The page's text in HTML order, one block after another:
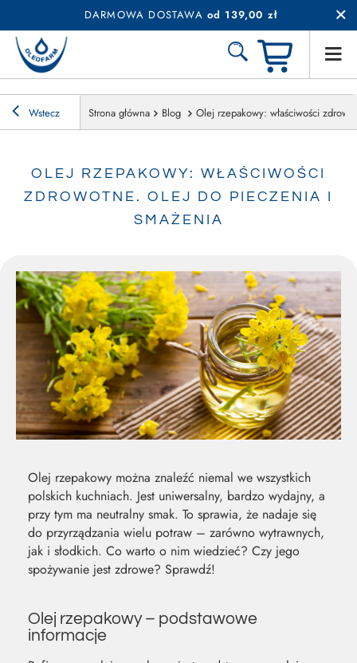
DARMOWA DOSTAWA od 139,00 zł
Wstecz Strona główna Blog Olej rzepakowy: właściwości
OLEJ RZEPAKOWY: WŁAŚCIWOŚCI
ZDROWOTNE. OLEJ DO PIECZENIA I
SMAŻENIA
Olej rzepakowy można znaleźć niemal we wszystkich
polskich kuchniach. Jest uniwersalny, bardzo wydajny, a
przy tym ma neutralny smak. To sprawia, że nadaje się
do przyrządzania wielu potraw – zarówno wytrawnych,
jak i słodkich. Co warto o nim wiedzieć? Czy jego
spożywanie jest zdrowe? Sprawdź!
Olej rzepakowy – podstawowe
informacje